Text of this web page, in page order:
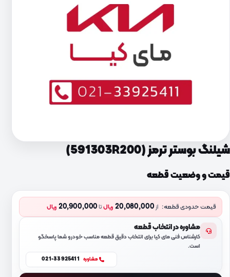
شیلنگ بوستر ترمز (591303R200)
قیمت و وضعیت قطعه
قیمت حدودی قطعه: از20,080,000 ریالتا20,900,000 ریال
مشاوره در انتخاب قطعه
کارشناس فنی مای کیا برای انتخاب دقیق قطعه مناسب خودرو شما پاسخگو
است.
مشاوره 021-33925411